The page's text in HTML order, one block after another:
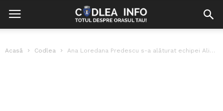
Acasă Codlea Ana Loredana Predescu s-a alăturat echipei Alianței pentru Unirea Românilor